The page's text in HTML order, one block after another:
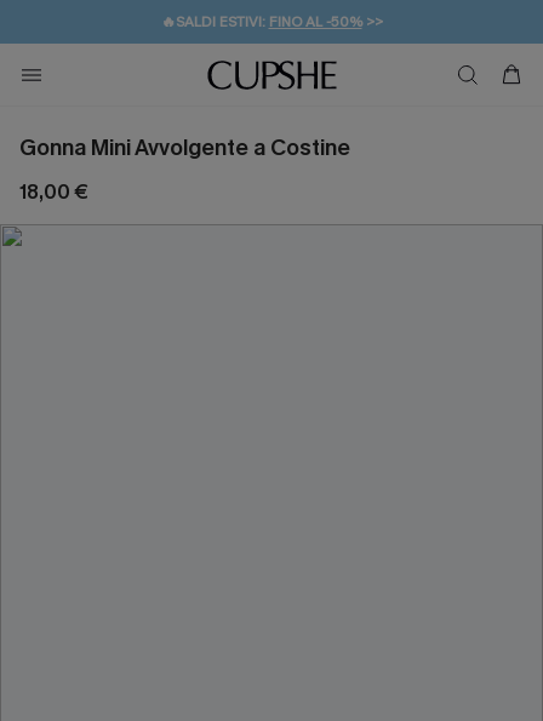
🔥SALDI ESTIVI: FINO AL -50%>>
🚚SPEDIZIONE GRATUITA DA 49€
💌REGALO PER I NUOVI: 20% DI SCONTO*
Gonna Mini Avvolgente a Costine
18,00 €